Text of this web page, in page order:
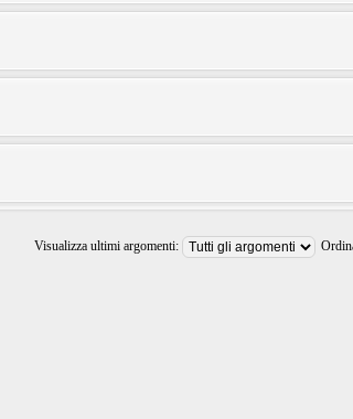
Visualizza ultimi argomenti: